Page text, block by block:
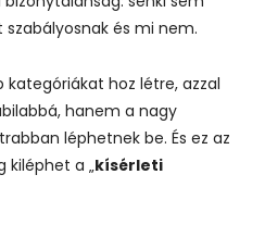
és mi nem.
kategóriákat hoz létre, azzal
hanem a nagy
léphetnek be. És ez az
kiléphet a „kísérleti